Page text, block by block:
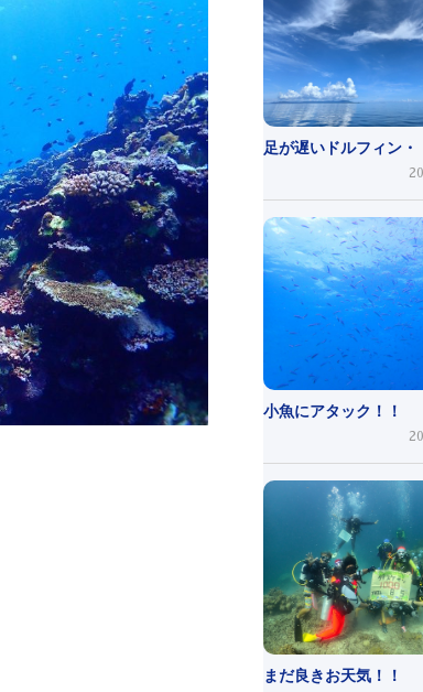
足が遅いドルフィン・
小魚にアタック！！
まだ良きお天気！！